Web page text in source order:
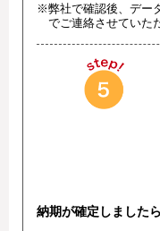
※弊社で確認後、デー
でご連絡させていた
納期が確定しました